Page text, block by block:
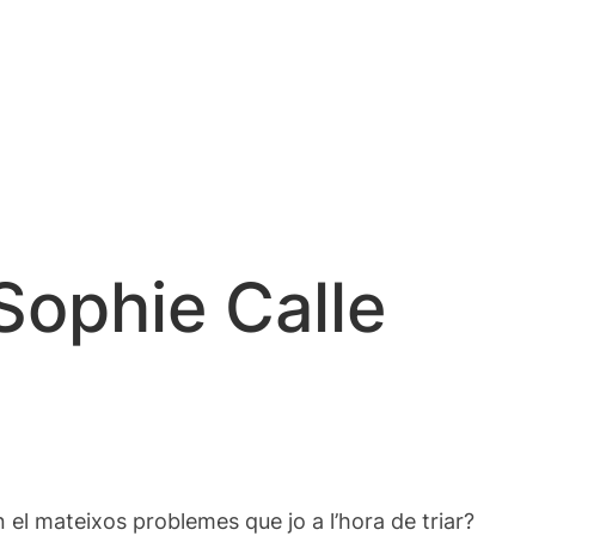
Calle
mateixos problemes que jo a l’hora de triar?